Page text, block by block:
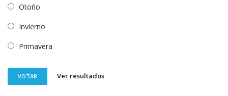
Otoño
Invierno
Primavera
VOTAR Ver resultados